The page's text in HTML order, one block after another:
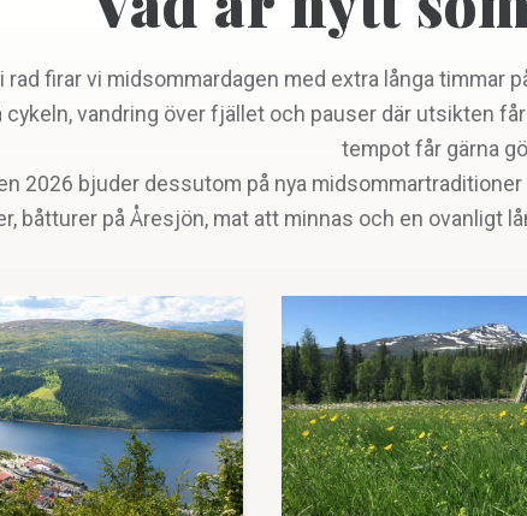
rad firar vi midsommardagen med extra långa
cykeln, vandring över fjället och pauser där utsikten
tempot får gärna
2026 bjuder dessutom på nya midsommartraditioner
båtturer på Åresjön, mat att minnas och en ovanligt